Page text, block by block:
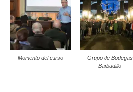
Momento del curso
Grupo de Bodegas
Barbadillo